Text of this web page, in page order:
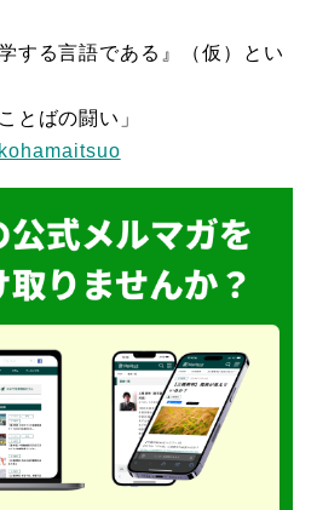
する言語である』（仮）とい
とばの闘い」